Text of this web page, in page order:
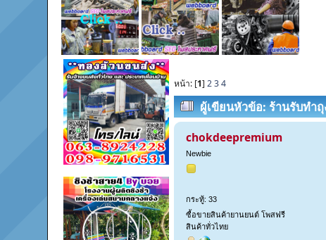
หน้า: [1]234
ผู้เขียนหัวข้อ: ร้านรับทำ
ครั้ง)
chokdeepremium
Newbie
กระทู้: 33
ซื้อขายสินค้ายานยนต์ โพสฟรี
สินค้าทั่วไทย